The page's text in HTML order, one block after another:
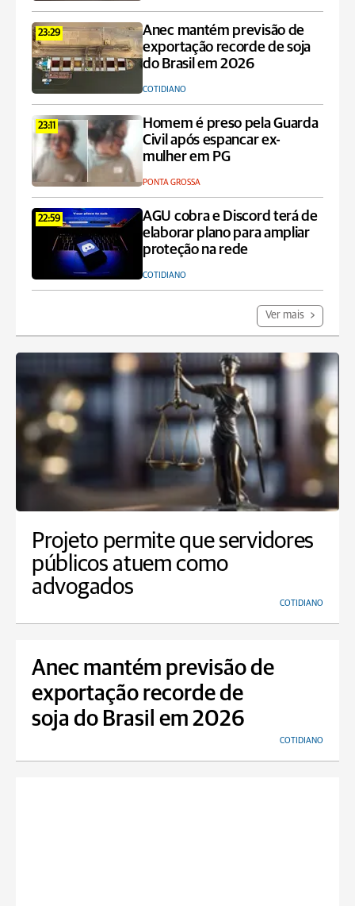
23:29
Anec mantém previsão de
exportação recorde de soja
do Brasil em 2026
COTIDIANO
23:11
Homem é preso pela Guarda
Civil após espancar ex-
mulher em PG
PONTA GROSSA
22:59
AGU cobra e Discord terá de
elaborar plano para ampliar
proteção na rede
COTIDIANO
Ver mais
Projeto permite que servidores
públicos atuem como
advogados
COTIDIANO
Anec mantém previsão de
exportação recorde de
soja do Brasil em 2026
COTIDIANO